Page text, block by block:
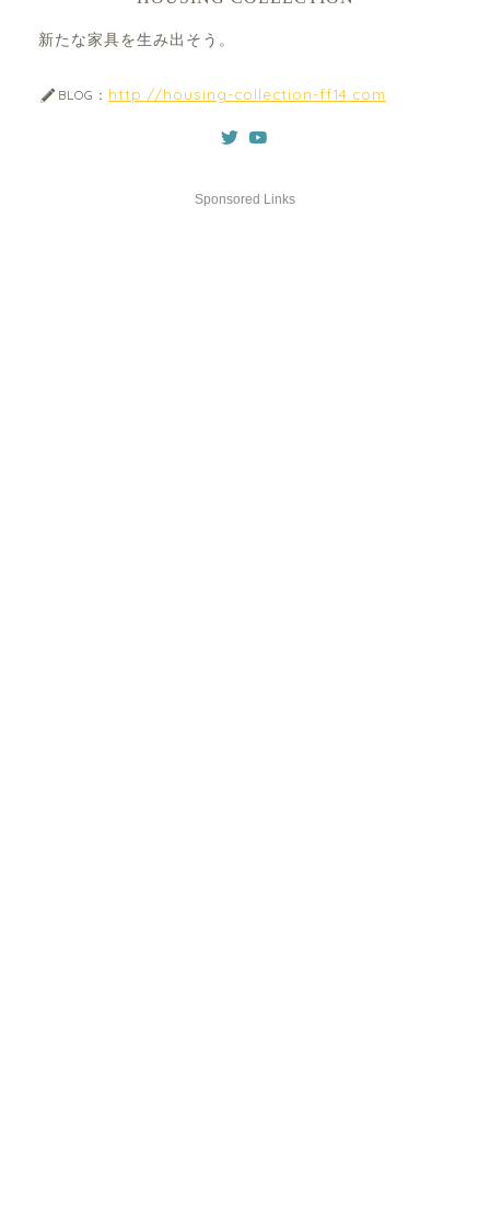
新たな家具を生み出そう。
BLOG： http://housing-collection-ff14.com
Sponsored Links